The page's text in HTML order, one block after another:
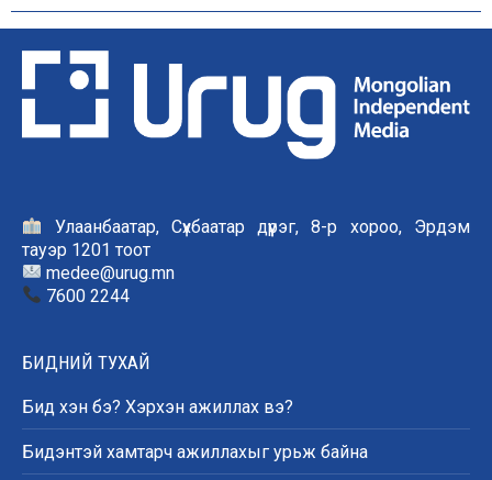
Улаанбаатар, Сүхбаатар дүүрэг, 8-р хороо, Эрдэм
тауэр 1201 тоот
medee@urug.mn
7600 2244
БИДНИЙ ТУХАЙ
Бид хэн бэ? Хэрхэн ажиллах вэ?
Бидэнтэй хамтарч ажиллахыг урьж байна